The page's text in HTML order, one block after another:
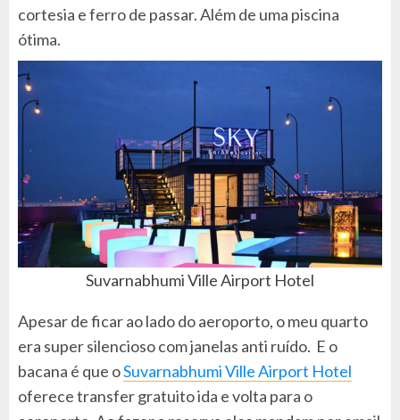
cortesia e ferro de passar. Além de uma piscina
ótima.
Suvarnabhumi Ville Airport Hotel
Apesar de ficar ao lado do aeroporto, o meu quarto
era super silencioso com janelas anti ruído. E o
bacana é que oSuvarnabhumi Ville Airport Hotel
oferece transfer gratuito ida e volta para o